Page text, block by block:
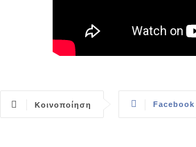
Κοινοποίηση Facebook